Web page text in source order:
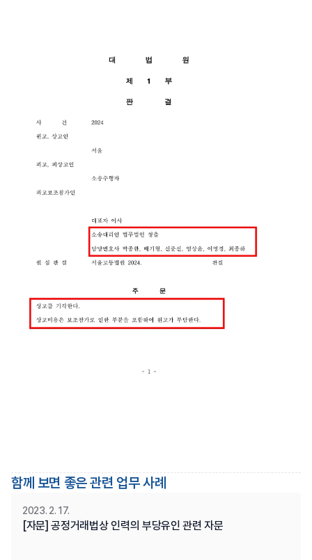
함께 보면 좋은 관련 업무 사례
[자문] 공정거래법상 인력의 부당유인 관련 자문
2023. 2. 17.